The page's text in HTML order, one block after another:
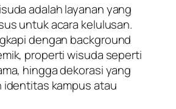
adalah layanan yang
untuk acara kelulusan.
dengan background
properti wisuda seperti
hingga dekorasi yang
identitas kampus atau